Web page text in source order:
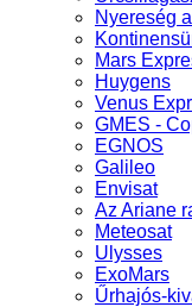
Nyereség
Mars
Huygens
Venus
GMES -
EGNOS
Galileo
Envisat
Az Ariane
Meteosat
Ulysses
ExoMars
Űrhajós-